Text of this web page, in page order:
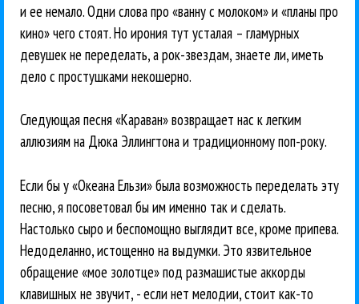
и ее немало. Одни слова про «ванну с молоком» и «планы про
кино» чего стоят. Но ирония тут усталая – гламурных
девушек не переделать, а рок-звездам, знаете ли, иметь
дело с простушками некошерно.
Следующая песня «Караван» возвращает нас к легким
аллюзиям на Дюка Эллингтона и традиционному поп-року.
Если бы у «Океана Ельзи» была возможность переделать эту
песню, я посоветовал бы им именно так и сделать.
Настолько сыро и беспомощно выглядит все, кроме припева.
Недоделанно, истощенно на выдумки. Это язвительное
обращение «мое золотце» под размашистые аккорды
клавишных не звучит, - если нет мелодии, стоит как-то